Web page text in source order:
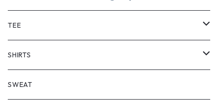
TEE
SHORT SLEEVE
LONG SLEEVE
SHIRTS
SHORT SLEEVE
SWEAT